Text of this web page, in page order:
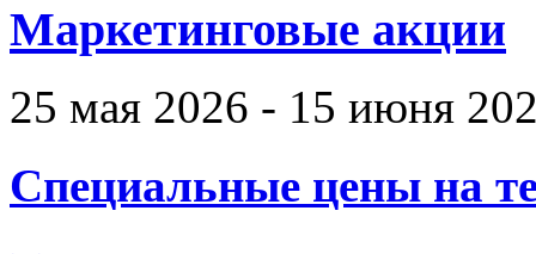
Маркетинговые акции
25 мая 2026 - 15 июня
Специальные цены на